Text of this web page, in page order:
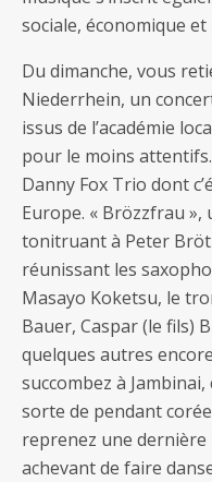
sociale, économique
Du dimanche, vous
Niederrhein, un
issus de l’académie
pour le moins
Danny Fox Trio dont
Europe. « Brözzfrau
tonitruant à Peter
réunissant les
Masayo Koketsu, le
Bauer, Caspar (le fils)
quelques autres
succombez à
sorte de pendant
reprenez une dernière
achevant de faire